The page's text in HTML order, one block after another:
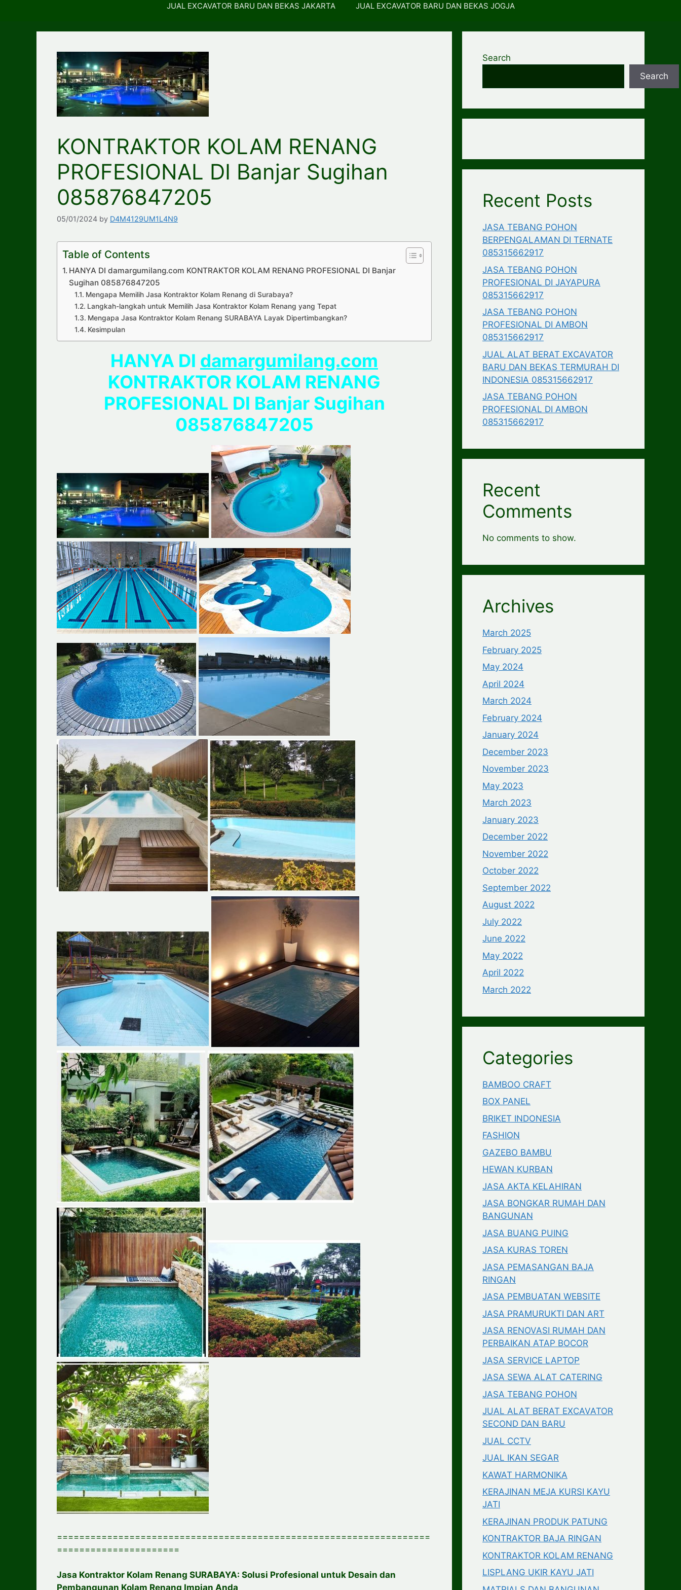
JUAL EXCAVATOR BARU DAN BEKAS JAKARTA JUAL EXCAVATOR BARU DAN BEKAS JOGJA
KONTRAKTOR KOLAM RENANG
PROFESIONAL DI Banjar Sugihan
085876847205
05/01/2024 by D4M4129UM1L4N9
Table of Contents
HANYA DI damargumilang.com KONTRAKTOR KOLAM RENANG PROFESIONAL DI Banjar
Sugihan 085876847205
Mengapa Memilih Jasa Kontraktor Kolam Renang di Surabaya?
Langkah-langkah untuk Memilih Jasa Kontraktor Kolam Renang yang Tepat
Mengapa Jasa Kontraktor Kolam Renang SURABAYA Layak Dipertimbangkan?
Kesimpulan
HANYA DI damargumilang.com
KONTRAKTOR KOLAM RENANG
PROFESIONAL DI Banjar Sugihan
085876847205
===================================================================
======================
Jasa Kontraktor Kolam Renang SURABAYA: Solusi Profesional untuk Desain dan
Pembangunan Kolam Renang Impian Anda
Search
Search
Recent Posts
JASA TEBANG POHON
BERPENGALAMAN DI TERNATE
085315662917
JASA TEBANG POHON
PROFESIONAL DI JAYAPURA
085315662917
JASA TEBANG POHON
PROFESIONAL DI AMBON
085315662917
JUAL ALAT BERAT EXCAVATOR
BARU DAN BEKAS TERMURAH DI
INDONESIA 085315662917
JASA TEBANG POHON
PROFESIONAL DI AMBON
085315662917
Recent
Comments
No comments to show.
Archives
March 2025
February 2025
May 2024
April 2024
March 2024
February 2024
January 2024
December 2023
November 2023
May 2023
March 2023
January 2023
December 2022
November 2022
October 2022
September 2022
August 2022
July 2022
June 2022
May 2022
April 2022
March 2022
Categories
BAMBOO CRAFT
BOX PANEL
BRIKET INDONESIA
FASHION
GAZEBO BAMBU
HEWAN KURBAN
JASA AKTA KELAHIRAN
JASA BONGKAR RUMAH DAN
BANGUNAN
JASA BUANG PUING
JASA KURAS TOREN
JASA PEMASANGAN BAJA
RINGAN
JASA PEMBUATAN WEBSITE
JASA PRAMURUKTI DAN ART
JASA RENOVASI RUMAH DAN
PERBAIKAN ATAP BOCOR
JASA SERVICE LAPTOP
JASA SEWA ALAT CATERING
JASA TEBANG POHON
JUAL ALAT BERAT EXCAVATOR
SECOND DAN BARU
JUAL CCTV
JUAL IKAN SEGAR
KAWAT HARMONIKA
KERAJINAN MEJA KURSI KAYU
JATI
KERAJINAN PRODUK PATUNG
KONTRAKTOR BAJA RINGAN
KONTRAKTOR KOLAM RENANG
LISPLANG UKIR KAYU JATI